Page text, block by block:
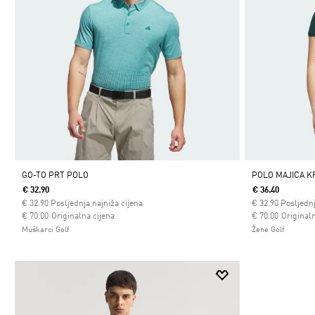
GO-TO PRT POLO
€ 32.90
€ 32.90 Posljednja najniža cijena
Originalna cijena
Cijena umanjena od
€ 70.00za
Muškarci Golf
POLO MAJICA
€ 36.40
€ 32.90
Cijena umanjena
€ 70.00za
Žene Golf